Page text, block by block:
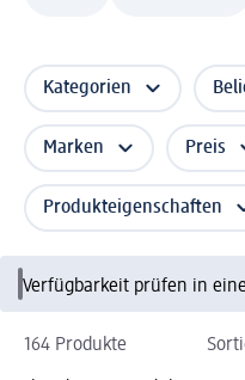
Kategorien
Marken Preis
Produkteigenschaften
Verfügbarkeit prüfen in
164 Produkte